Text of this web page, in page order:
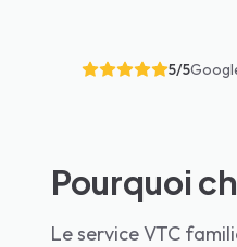
5/5
Pourquoi
Le service VTC